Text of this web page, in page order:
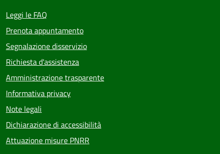
Leggi le FAQ
Prenota appuntamento
Segnalazione disservizio
Richiesta d'assistenza
Amministrazione trasparente
Informativa privacy
Note legali
Dichiarazione di accessibilità
Attuazione misure PNRR